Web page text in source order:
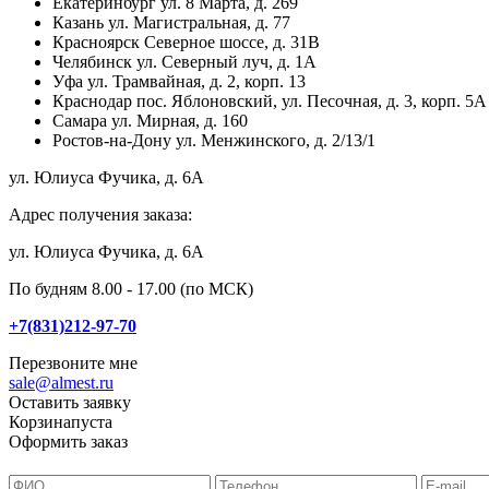
Казань ул. Магистральная, д. 77
Красноярск Северное шоссе, д. 31В
Челябинск ул. Северный луч, д. 1А
Уфа ул. Трамвайная, д. 2, корп. 13
Краснодар пос. Яблоновский, ул. Песочная, д. 3, корп. 5А
Самара ул. Мирная, д. 160
Ростов-на-Дону ул. Менжинского, д. 2/13/1
ул. Юлиуса Фучика, д. 6А
Адрес получения заказа:
ул. Юлиуса Фучика, д. 6А
По будням 8.00 - 17.00 (по МСК)
+7(831)212-97-70
Перезвоните мне
sale@almest.ru
Оставить заявку
Корзинапуста
Оформить заказ